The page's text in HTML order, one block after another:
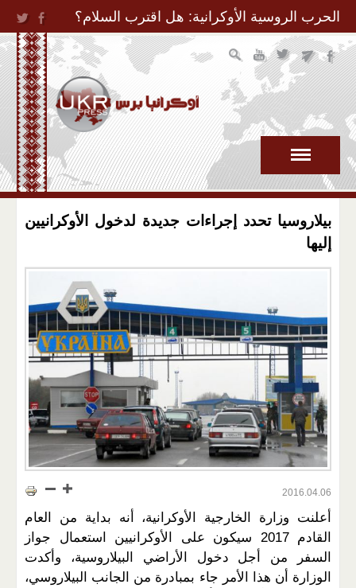
Jump to Navigation
الحرب الروسية الأوكرانية: هل اقترب السلام؟
بيلاروسيا تحدد إجراءات جديدة لدخول الأوكرانيين
إليها
2016.04.06
أعلنت وزارة الخارجية الأوكرانية، أنه بداية من العام
القادم 2017 سيكون على الأوكرانيين استعمال جواز
السفر من أجل دخول الأراضي البيلاروسية، وأكدت
الوزارة أن هذا الأمر جاء بمبادرة من الجانب البيلاروسي،